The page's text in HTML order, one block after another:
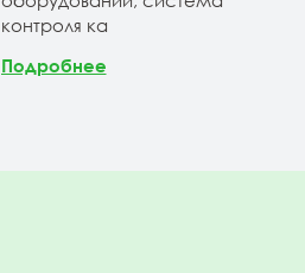
контроля ка
Подробнее